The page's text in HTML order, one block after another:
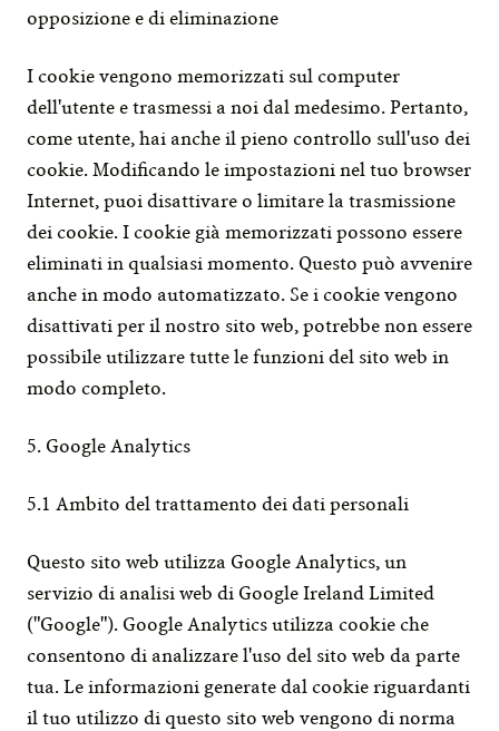
opposizione e di eliminazione
I cookie vengono memorizzati sul computer
dell'utente e trasmessi a noi dal medesimo. Pertanto,
come utente, hai anche il pieno controllo sull'uso dei
cookie. Modificando le impostazioni nel tuo browser
Internet, puoi disattivare o limitare la trasmissione
dei cookie. I cookie già memorizzati possono essere
eliminati in qualsiasi momento. Questo può avvenire
anche in modo automatizzato. Se i cookie vengono
disattivati per il nostro sito web, potrebbe non essere
possibile utilizzare tutte le funzioni del sito web in
modo completo.
5. Google Analytics
5.1 Ambito del trattamento dei dati personali
Questo sito web utilizza Google Analytics, un
servizio di analisi web di Google Ireland Limited
("Google"). Google Analytics utilizza cookie che
consentono di analizzare l'uso del sito web da parte
tua. Le informazioni generate dal cookie riguardanti
il tuo utilizzo di questo sito web vengono di norma